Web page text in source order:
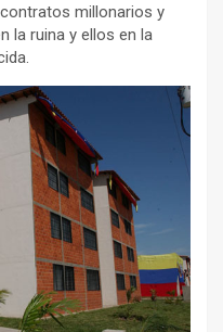
millonarios y
la ruina y ellos en la